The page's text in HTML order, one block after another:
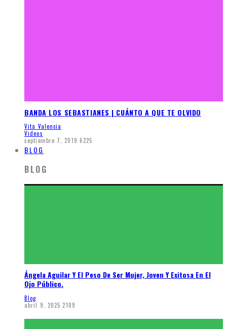
BANDA LOS SEBASTIANES | CUÁNTO A QUE TE OLVIDO
Vita Valencia
Videos
septiembre 7, 2019 6225
BLOG
BLOG
Ángela Aguilar Y El Peso De Ser Mujer, Joven Y Exitosa En El
Ojo Público.
Blog
abril 9, 2025 2109